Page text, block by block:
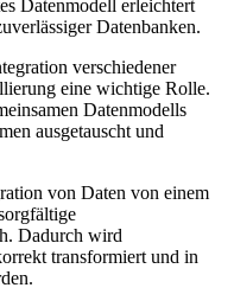
Datenmodell erleichtert
Datenbanken.
verschiedener
eine wichtige Rolle.
Datenmodells
ausgetauscht und
von Daten von einem
Dadurch wird
transformiert und in